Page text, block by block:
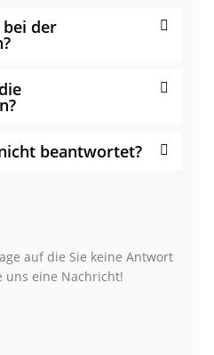
der
beantwortet?
auf die Sie keine Antwort
uns eine Nachricht!